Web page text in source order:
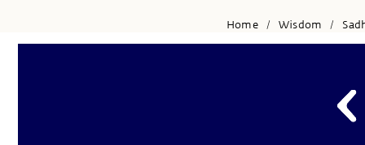
Home / Wisdom /